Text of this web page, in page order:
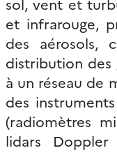
et infrarouge,
des aérosols,
distribution
à un réseau de
des
(radiomètres
lidars